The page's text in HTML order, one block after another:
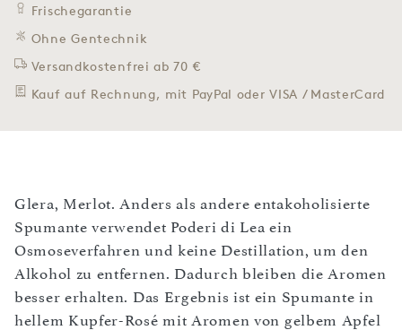
Frischegarantie
Ohne Gentechnik
Versandkostenfrei ab 70 €
Kauf auf Rechnung, mit PayPal oder VISA / MasterCard
Glera, Merlot. Anders als andere entakoholisierte
Spumante verwendet Poderi di Lea ein
Osmoseverfahren und keine Destillation, um den
Alkohol zu entfernen. Dadurch bleiben die Aromen
besser erhalten. Das Ergebnis ist ein Spumante in
hellem Kupfer-Rosé mit Aromen von gelbem Apfel